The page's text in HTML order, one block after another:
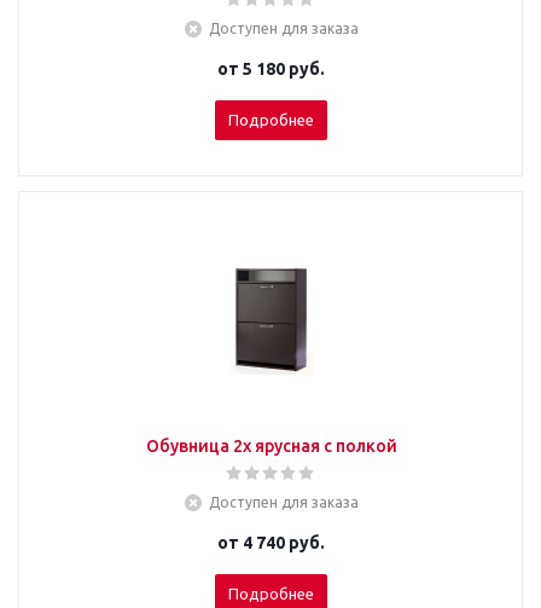
Доступен для заказа
от 5 180 руб.
Подробнее
Обувница 2х ярусная с полкой
Доступен для заказа
от 4 740 руб.
Подробнее